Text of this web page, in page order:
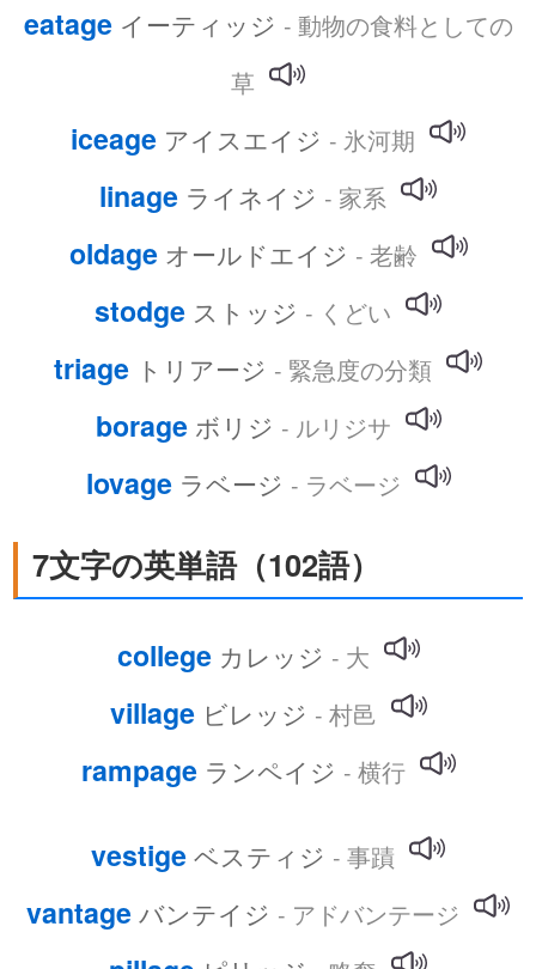
eatage イーティッジ - 動物の食料としての
草
iceage アイスエイジ - 氷河期
linage ライネイジ - 家系
oldage オールドエイジ - 老齢
stodge ストッジ - くどい
triage トリアージ - 緊急度の分類
borage ボリジ - ルリジサ
lovage ラベージ - ラベージ
7文字の英単語（102語）
college カレッジ - 大
village ビレッジ - 村邑
rampage ランペイジ - 横行
vestige ベスティジ - 事蹟
vantage バンテイジ - アドバンテージ